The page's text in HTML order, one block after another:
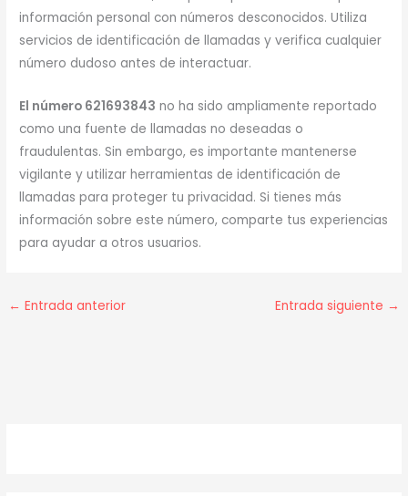
información personal con números desconocidos. Utiliza
servicios de identificación de llamadas y verifica cualquier
número dudoso antes de interactuar.
El número 621693843 no ha sido ampliamente reportado
como una fuente de llamadas no deseadas o
fraudulentas. Sin embargo, es importante mantenerse
vigilante y utilizar herramientas de identificación de
llamadas para proteger tu privacidad. Si tienes más
información sobre este número, comparte tus experiencias
para ayudar a otros usuarios.
← Entrada anterior Entrada siguiente →